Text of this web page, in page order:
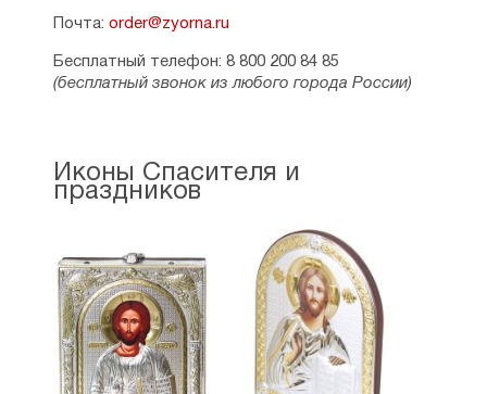
Почта: order@zyorna.ru
Бесплатный телефон: 8 800 200 84 85
(бесплатный звонок из любого города России)
Иконы Спасителя и
праздников